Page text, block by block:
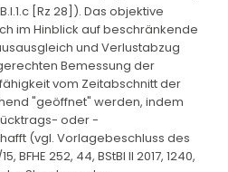
B.I.1.c [Rz 28]). Das objektive
im Hinblick auf beschränkende
und Verlustabzug
Bemessung der
vom Zeitabschnitt der
"geöffnet" werden, indem
oder -
(vgl. Vorlagebeschluss des
BFHE 252, 44, BStBl II 2017, 1240,